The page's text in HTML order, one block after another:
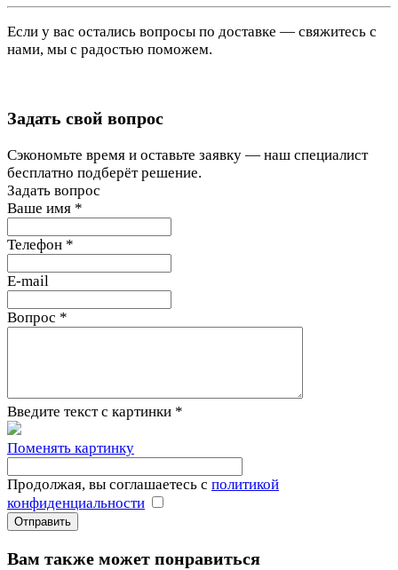
Если у вас остались вопросы по доставке — свяжитесь с
нами, мы с радостью поможем.
Задать свой вопрос
Сэкономьте время и оставьте заявку — наш специалист
бесплатно подберёт решение.
Задать вопрос
Ваше имя *
Телефон *
E-mail
Вопрос *
Введите текст с картинки *
Поменять картинку
Продолжая, вы соглашаетесь с политикой
конфиденциальности
Вам также может понравиться